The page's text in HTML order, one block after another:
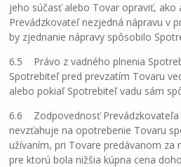
jeho súčasť alebo Tovar opraviť, ako
Prevádzkovateľ nezjedná nápravu v
by zjednanie nápravy spôsobilo
6.5 Právo z vadného plnenia
Spotrebiteľ pred prevzatím Tovaru
alebo pokiaľ Spotrebiteľ vadu sám
6.6 Zodpovednosť Prevádzkovateľa
nevzťahuje na opotrebenie Tovaru
užívaním, pri Tovare predávanom za
pre ktorú bola nižšia kúpna cena